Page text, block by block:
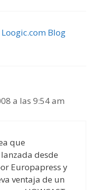
Blog
a las 9:54 am
que
desde
Europapress y
ventaja de un